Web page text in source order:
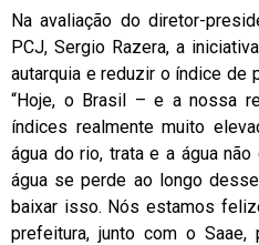
Na avaliação do diretor-
PCJ, Sergio Razera, a
autarquia e reduzir o índice de
“Hoje, o Brasil – e a nossa
índices realmente muito
água do rio, trata e a água
água se perde ao longo
baixar isso. Nós estamos
prefeitura, junto com o